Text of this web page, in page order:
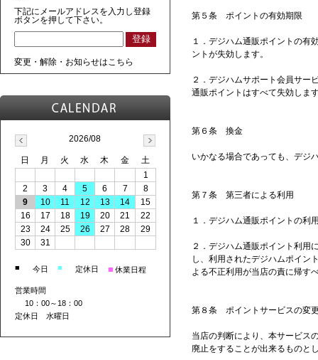
第５条 ポイントの有効期限
１．デジハム通販ポイントの有
ントが失効します。
２．デジハムサポート会員サー
通販ポイントはすべて失効しま
第６条 換金
いかなる場合であっても、デジ
第７条 第三者による利用
１．デジハム通販ポイントの利
２．デジハム通販ポイント利用
し、利用されたデジハムポイン
よる不正利用が当店の責に帰す
第８条 ポイントサービスの変
当店の判断により、本サービス
廃止をすることが出来るものと
下記にメールアドレスを入力し登録
ボタンを押して下さい。
変更・解除・お知らせはこちら
2026/08
日 月 火 水 木 金
土
1
2
3 4 5 6 7
8
9
10 11 12 13 14
15
16
17 18 19 20 21
22
23
24 25 26 27 28
29
30
31
■ 今日 ■ 定休日 ■ 休業日程
営業時間
10：00～18：00
定休日 水曜日